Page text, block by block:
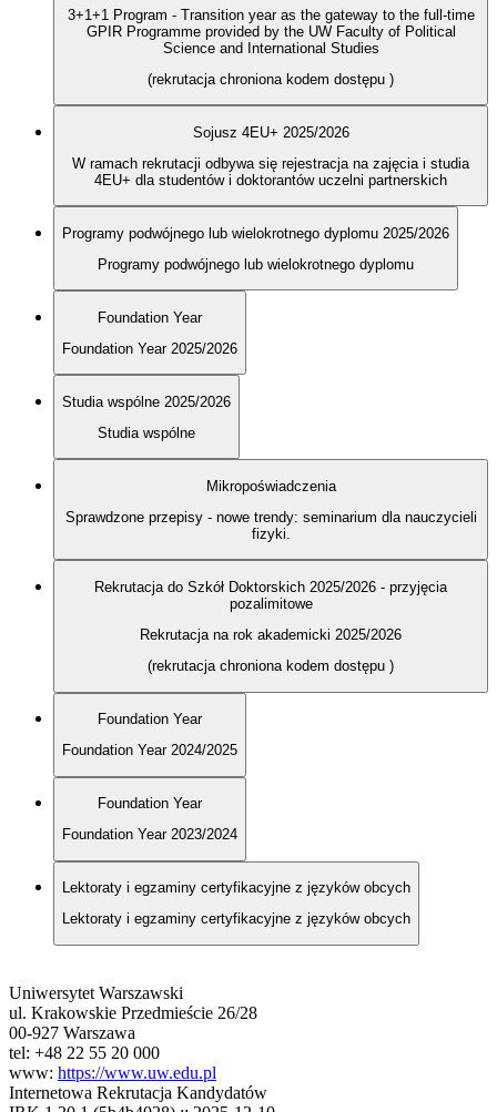
3+1+1 Program - Transition year as the gateway to the full-time
GPIR Programme provided by the UW Faculty of Political
Science and International Studies
(rekrutacja chroniona kodem dostępu )
Sojusz 4EU+ 2025/2026
W ramach rekrutacji odbywa się rejestracja na zajęcia i studia
4EU+ dla studentów i doktorantów uczelni partnerskich
Programy podwójnego lub wielokrotnego dyplomu 2025/2026
Programy podwójnego lub wielokrotnego dyplomu
Foundation Year
Foundation Year 2025/2026
Studia wspólne 2025/2026
Studia wspólne
Mikropoświadczenia
Sprawdzone przepisy - nowe trendy: seminarium dla nauczycieli
fizyki.
Rekrutacja do Szkół Doktorskich 2025/2026 - przyjęcia
pozalimitowe
Rekrutacja na rok akademicki 2025/2026
(rekrutacja chroniona kodem dostępu )
Foundation Year
Foundation Year 2024/2025
Foundation Year
Foundation Year 2023/2024
Lektoraty i egzaminy certyfikacyjne z języków obcych
Lektoraty i egzaminy certyfikacyjne z języków obcych
Uniwersytet Warszawski
ul. Krakowskie Przedmieście 26/28
00-927 Warszawa
tel: +48 22 55 20 000
www: https://www.uw.edu.pl
Internetowa Rekrutacja Kandydatów